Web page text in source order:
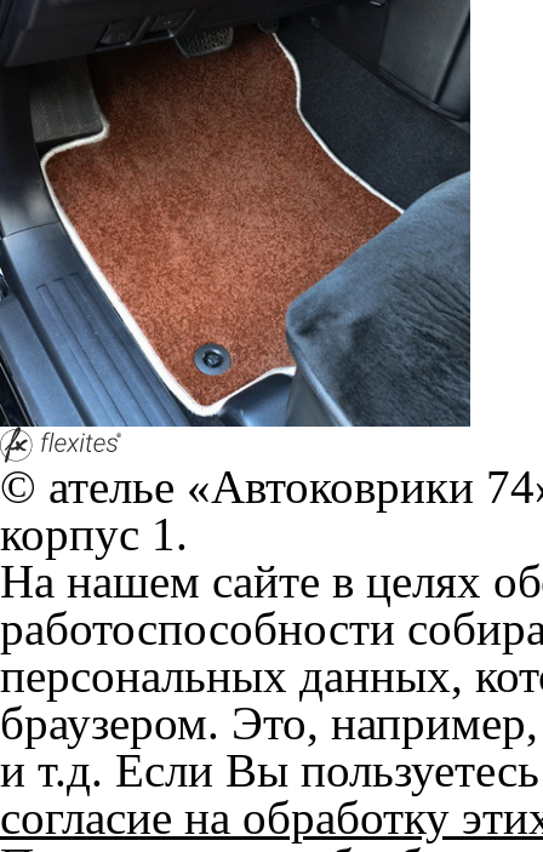
© ателье «Автоковрики
корпус 1.
На нашем сайте в целях
работоспособности
персональных данных,
браузером. Это,
и т.д. Если Вы
согласие на обработку
Положении по обработке
+7 (351) 277 91 67